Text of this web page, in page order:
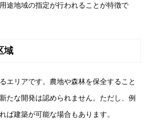
途地域の指定が行われることが特徴で
域
エリアです。農地や森林を保全すること
たな開発は認められません。ただし、例
ば建築が可能な場合もあります。